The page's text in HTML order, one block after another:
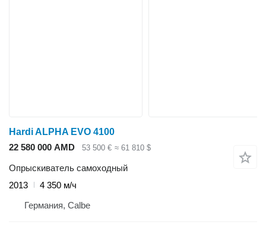
Hardi ALPHA EVO 4100
22 580 000 AMD
53 500 € ≈ 61 810 $
Опрыскиватель самоходный
2013
4 350 м/ч
Германия, Calbe